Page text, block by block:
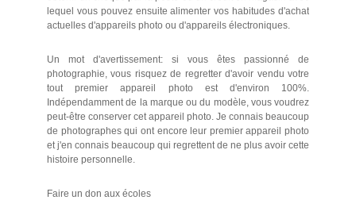
lequel vous pouvez ensuite alimenter vos habitudes d'achat
actuelles d'appareils photo ou d'appareils électroniques.
Un mot d'avertissement: si vous êtes passionné de
photographie, vous risquez de regretter d'avoir vendu votre
tout premier appareil photo est d'environ 100%.
Indépendamment de la marque ou du modèle, vous voudrez
peut-être conserver cet appareil photo. Je connais beaucoup
de photographes qui ont encore leur premier appareil photo
et j'en connais beaucoup qui regrettent de ne plus avoir cette
histoire personnelle.
Faire un don aux écoles